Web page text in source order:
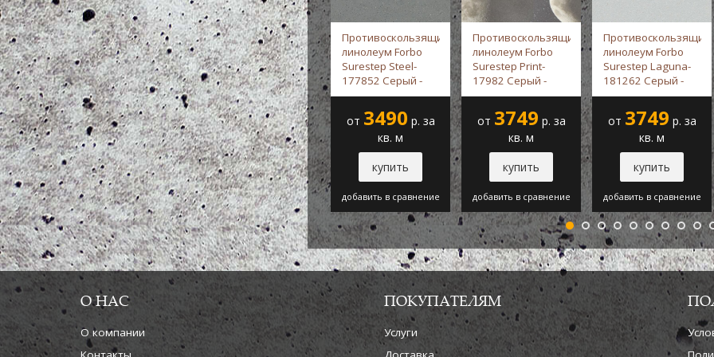
Противоскользящий
линолеум Forbo
Surestep Steel-
177852 Серый -
Forbo
от 3490 р. за
кв. м
купить
добавить в сравнение
Противоскользящий
линолеум Forbo
Surestep Print-
17982 Серый -
Forbo
от 3749 р. за
кв. м
купить
добавить в сравнение
Противоскользящий
линолеум Forbo
Surestep Laguna-
181262 Серый -
Forbo
от 3749 р. за
кв. м
купить
добавить в сравнение
О НАС
О компании
ПОКУПАТЕЛЯМ
Услуги